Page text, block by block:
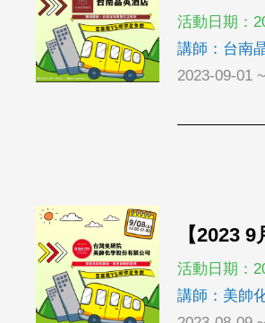
活動日期：
講師：台南
2023-09-01
【2023
活動日期：
講師：美帥